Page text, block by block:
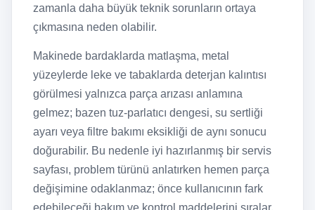
zamanla daha büyük teknik sorunların ortaya
çıkmasına neden olabilir.
Makinede bardaklarda matlaşma, metal
yüzeylerde leke ve tabaklarda deterjan kalıntısı
görülmesi yalnızca parça arızası anlamına
gelmez; bazen tuz-parlatıcı dengesi, su sertliği
ayarı veya filtre bakımı eksikliği de aynı sonucu
doğurabilir. Bu nedenle iyi hazırlanmış bir servis
sayfası, problem türünü anlatırken hemen parça
değişimine odaklanmaz; önce kullanıcının fark
edebileceği bakım ve kontrol maddelerini sıralar.